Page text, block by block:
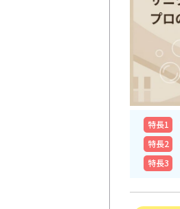
特⻑1
特⻑2
特⻑3